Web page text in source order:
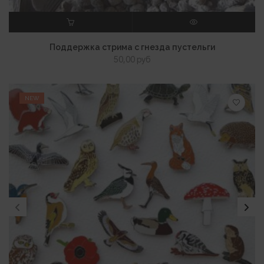
В КОРЗИНУ
Поддержка стрима с гнезда пустельги
50,00 руб
NEW